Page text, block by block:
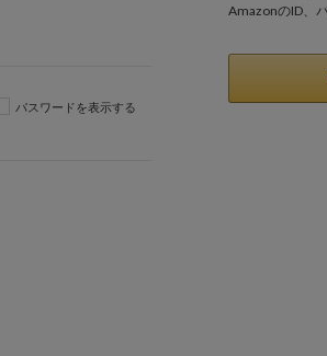
パスワードを表示する
AmazonのID、